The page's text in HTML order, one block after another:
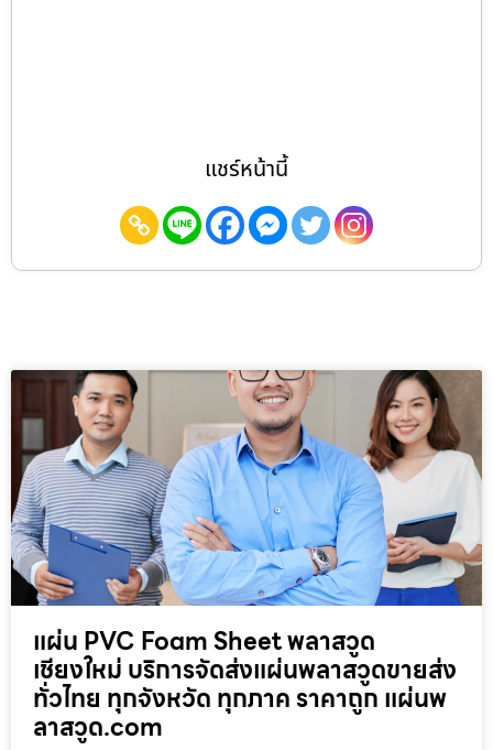
แชร์หน้านี้
แผ่น PVC Foam Sheet พลาสวูด
เชียงใหม่ บริการจัดส่งแผ่นพลาสวูดขายส่ง
ทั่วไทย ทุกจังหวัด ทุกภาค ราคาถูก แผ่นพ
ลาสวูด.com